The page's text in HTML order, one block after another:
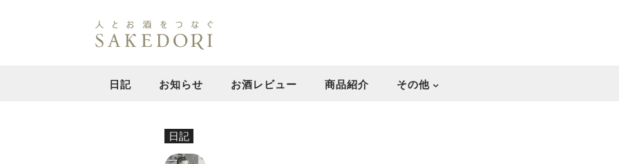
日記 お知らせ お酒レビュー 商品紹介 その他
日記